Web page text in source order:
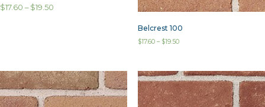
$17.60 – $19.50
Belcrest 100
$17.60– $19.50